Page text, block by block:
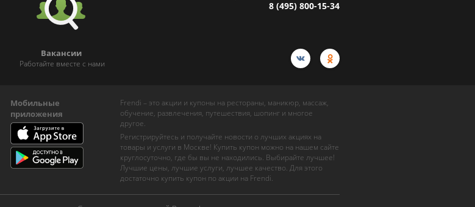
Вакансии
Работайте вместе с нами
8 (495) 800-15-34
Мобильные
приложения
Frendi – это акции и купоны на рестораны, маникюр, массаж,
обучение, развлечения, путешествия, шопинг и многое
другое.
Регистрируйтесь и получайте новости о лучших акциях на
товары и услуги в Москве! Купить купон можно на нашем сайте
круглосуточно, где бы вы не находились. Выбирайте лучшее!
Лучшие цены, лучшие услуги, лучшее качество. Для этого
достаточно купить купон по акции на Frendi.